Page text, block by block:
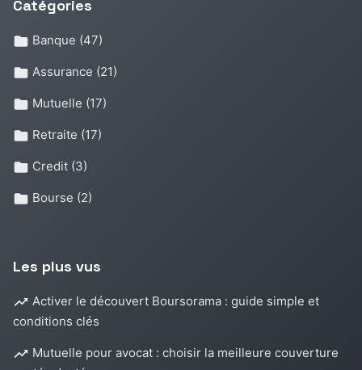
Catégories
Banque (47)
Assurance (21)
Mutuelle (17)
Retraite (17)
Credit (3)
Bourse (2)
Les plus vus
Activer le découvert Boursorama : guide simple et
conditions clés
Mutuelle pour avocat : choisir la meilleure couverture